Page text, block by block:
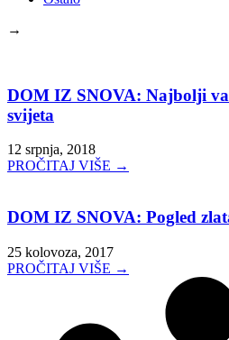
→
DOM IZ SNOVA: Najbolji
svijeta
12 srpnja, 2018
PROČITAJ VIŠE →
DOM IZ SNOVA: Pogled
25 kolovoza, 2017
PROČITAJ VIŠE →